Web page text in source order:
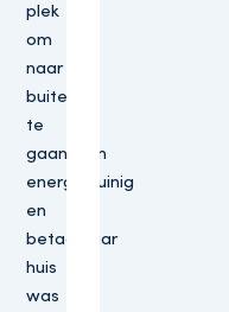
plek
om
naar
buiten
te
gaan. Een
energiezuinig
en
betaalbaar
huis
was